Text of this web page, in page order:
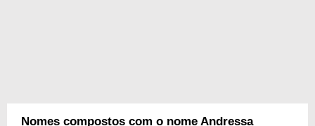
Nomes compostos com o nome Andressa